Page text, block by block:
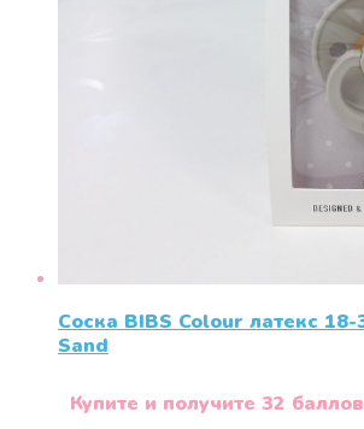
Соска BIBS Colour латекс
Sand
Купите и получите 32